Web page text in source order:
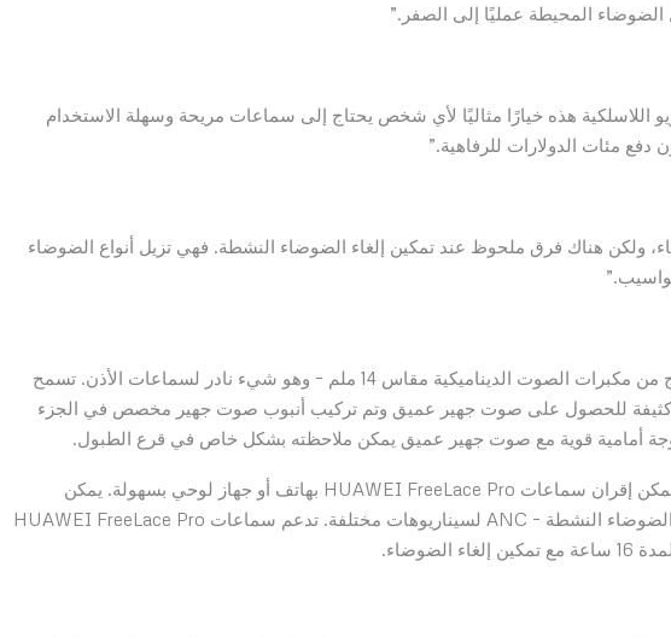
اللاسلكية هذه خيارًا مثاليًا لأي شخص يحتاج إلى سماعات مريحة وسهلة الاستخدام
دفع مئات الدولارات للرفاهية.”
ولكن هناك فرق ملحوظ عند تمكين إلغاء الضوضاء النشطة. فهي تزيل أنواع الضوضاء
تتميز سماعات HUAWEI FreeLace Pro بزوج من مكبرات الصوت الديناميكية مقاس 14 ملم – وهو شيء نادر لسماعات الأذن. تسمح
كثيفة للحصول على صوت جهير عميق وتم تركيب أنبوب صوت جهير مخصص في الجزء
أمامية قوية مع صوت جهير عميق يمكن ملاحظته بشكل خاص في قرع الطبول.
مع تقنية HUAWEI HiPair ومقبس USB-C، يمكن إقران سماعات HUAWEI FreeLace Pro بهاتف أو جهاز لوحي بسهولة. يمكن
للمستخدمين اختيار ثلاثة أوضاع مختلفة لإلغاء الضوضاء النشطة – ANC لسيناريوهات مختلفة. تدعم سماعات HUAWEI FreeLace Pro